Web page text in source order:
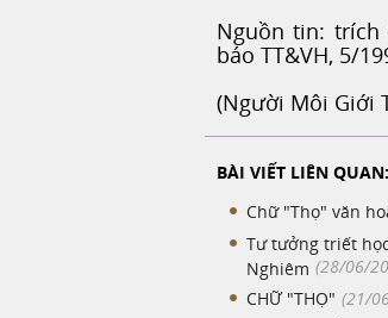
Nguồn tin: trích
báo TT&VH, 5/
(Người Môi Giới
BÀI VIẾT LIÊN QUAN:
Chữ "Thọ" văn
Tư tưởng triết
Nghiêm (28/06/
CHỮ "THỌ" (21/